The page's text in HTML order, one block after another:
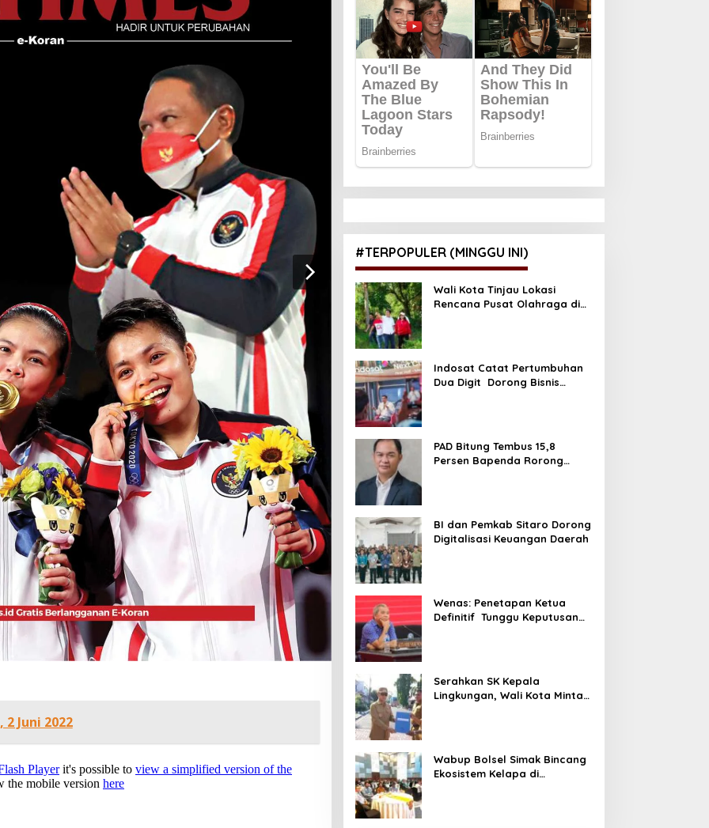
2 Juni 2022
#TERPOPULER (MINGGU INI)
Wali Kota Tinjau Lokasi
Rencana Pusat Olahraga di
Indosat Catat Pertumbuhan
Dua Digit Dorong Bisnis
PAD Bitung Tembus 15,8
Persen Bapenda Rorong
BI dan Pemkab Sitaro Dorong
Digitalisasi Keuangan Daerah
Wenas: Penetapan Ketua
Definitif Tunggu Keputusan
Serahkan SK Kepala
Lingkungan, Wali Kota Minta
Wabup Bolsel Simak Bincang
Ekosistem Kelapa di